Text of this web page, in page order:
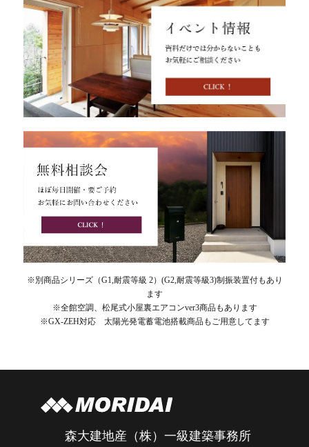
※別商品シリーズ（G1,耐震等級 2）(G2,耐震等級3)制振装置付もあり
ます
※全館空調、松尾式小屋裏エアコンver3商品もあります
※GX-ZEH対応 太陽光発電蓄電池搭載商品もご用意してます
森大建地産（株）一級建築事務所